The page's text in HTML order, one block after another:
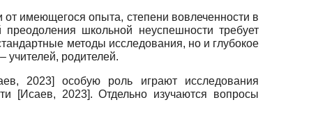
от имеющегося опыта, степени вовлеченности в
школьной неуспешности требует
методы исследования, но и глубокое
учителей, родителей.
2023]
особую роль играют исследования
[Исаев, 2023]. Отдельно изучаются вопросы